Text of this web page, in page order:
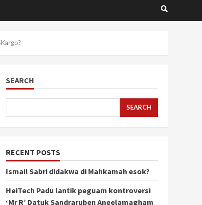
SEARCH
SEARCH
RECENT POSTS
Ismail Sabri didakwa di Mahkamah esok?
HeiTech Padu lantik peguam kontroversi
‘Mr R’ Datuk Sandraruben Aneelamagham